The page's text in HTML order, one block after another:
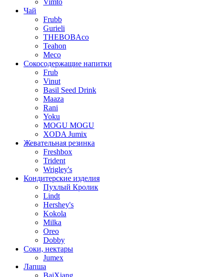
Чай
Frubb
Gurieli
THEBOBAco
Teahon
Meco
Сокосодержащие напитки
Frub
Vinut
Basil Seed Drink
Maaza
Rani
Yoku
MOGU MOGU
XODA Jumix
Жевательная резинка
Freshbox
Trident
Wrigley's
Кондитерские изделия
Пухлый Кролик
Lindt
Hershey's
Kokola
Milka
Oreo
Dobby
Соки, нектары
Jumex
Лапша
BaiXiang